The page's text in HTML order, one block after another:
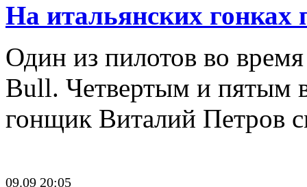
На итальянских гонках
Один из пилотов во
Bull. Четвертым и пятым
гонщик Виталий Петров
09.09 20:05